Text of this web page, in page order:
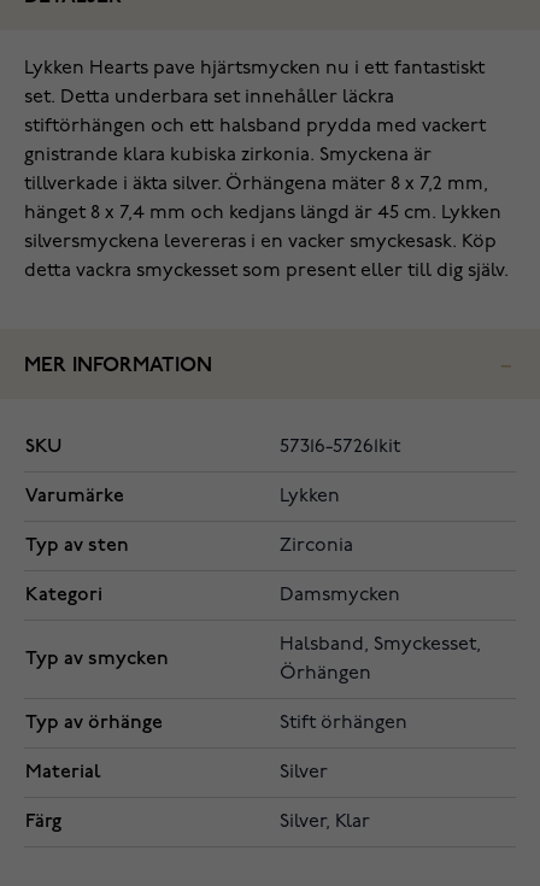
Lykken Hearts pave hjärtsmycken nu i ett fantastiskt
set. Detta underbara set innehåller läckra
stiftörhängen och ett halsband prydda med vackert
gnistrande klara kubiska zirkonia. Smyckena är
tillverkade i äkta silver. Örhängena mäter 8 x 7,2 mm,
hänget 8 x 7,4 mm och kedjans längd är 45 cm. Lykken
silversmyckena levereras i en vacker smyckesask. Köp
detta vackra smyckesset som present eller till dig själv.
MER INFORMATION
SKU 57316-57261kit
Varumärke Lykken
Typ av sten Zirconia
Kategori Damsmycken
Typ av smycken
Halsband, Smyckesset,
Örhängen
Typ av örhänge Stift örhängen
Material Silver
Färg Silver, Klar